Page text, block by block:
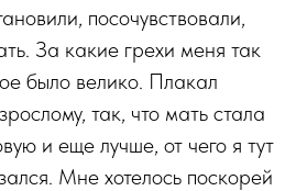
посочувствовали,
За какие грехи меня так
было велико. Плакал
так, что мать стала
и еще лучше, от чего я тут
Мне хотелось поскорей